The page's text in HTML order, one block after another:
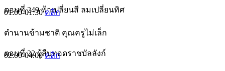
ตอนที่ 249 ฟ้าเปลี่ยนสี ลมเปลี่ยนทิศ
01:00-01:30คลิก
ตำนานข้ามชาติ คุณครูไม่เล็ก
ตอนที่ 22 ผู้สืบทอดราชบัลลังก์
02:00-04:00คลิก